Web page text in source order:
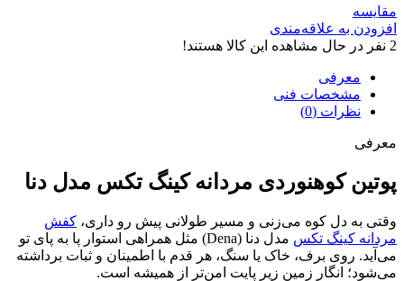
مقایسه
افزودن به علاقه‌مندی
2 نفر در حال مشاهده این کالا هستند!
معرفی
مشخصات فنی
نظرات (0)
معرفی
پوتین کوهنوردی مردانه کینگ تکس مدل دنا
وقتی به دل کوه می‌زنی و مسیر طولانی پیش رو داری، کفش
مردانه کینگ تکس
مدل دنا (Dena) مثل همراهی استوار پا به پای تو
می‌آید. روی برف، خاک یا سنگ، هر قدم با اطمینان و ثبات برداشته
می‌شود؛ انگار زمین زیر پایت امن‌تر از همیشه است.